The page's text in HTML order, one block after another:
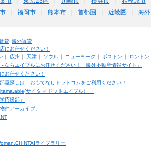
福岡市 熊本市 首都圏 近畿圏 海外
貸 海外賃貸
にお任せください！
｜ 広州 ｜ 天津｜ ソウル｜ ニューヨーク ｜ ボストン ｜ ロンドン
ならエイブルにお任せください！「海外不動産情報サイト」
お任せください！
屋探しは、おもてなしドットコムをご利用ください！
サイタマ ドットエイブル）」
応援部」
件アーカイブ」
ライブラリー